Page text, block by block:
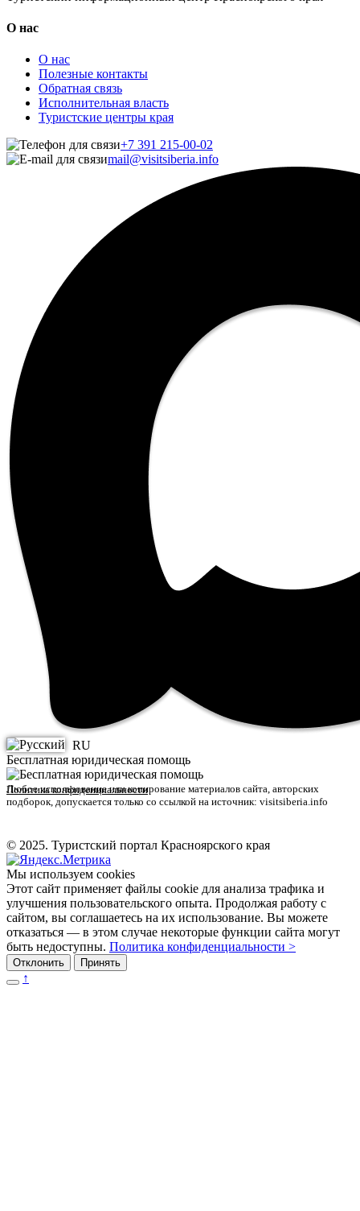
О нас
О нас
Полезные контакты
Обратная связь
Исполнительная власть
Туристские центры края
+7 391 215-00-02
mail@visitsiberia.info
RU
Бесплатная юридическая помощь
Политика конфиденциальности
Любое использование или копирование материалов сайта, авторских
подборок, допускается только со ссылкой на источник: visitsiberia.info
© 2025. Туристский портал Красноярского края
Мы используем cookies
Этот сайт применяет файлы cookie для анализа трафика и
улучшения пользовательского опыта. Продолжая работу с
сайтом, вы соглашаетесь на их использование. Вы можете
отказаться — в этом случае некоторые функции сайта могут
быть недоступны. Политика конфиденциальности >
Отклонить Принять
↑